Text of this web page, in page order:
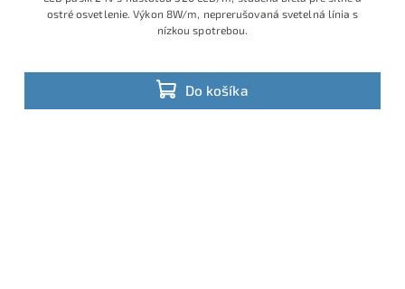
Do košíka
ostré osvetlenie. Výkon 8W/m, neprerušovaná svetelná línia s
nízkou spotrebou.